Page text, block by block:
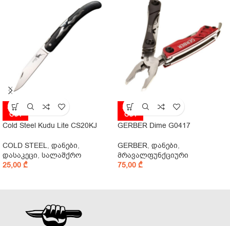
SOLD
OUT
Cold Steel Kudu Lite CS20KJ
COLD STEEL, დანები,
დასაკეცი, სალაშქრო
25,00 ₾
SOLD
OUT
GERBER Dime G0417
GERBER, დანები,
მრავალფუნქციური
75,00 ₾